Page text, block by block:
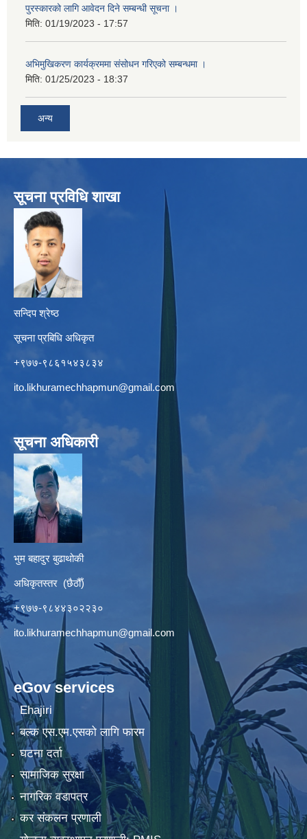
पुरस्कारको लागि आवेदन दिने सम्बन्धी सूचना ।
मिति: 01/19/2023 - 17:57
अभिमुखिकरण कार्यक्रममा संसोधन गरिएको सम्बन्धमा ।
मिति: 01/25/2023 - 18:37
अन्य
सूचना प्रविधि शाखा
सन्दिप श्रेष्ठ
सूचना प्रबिधि अधिकृत
+९७७-९८६१५४३८३४
ito.likhuramechhapmun@gmail.com
सूचना अधिकारी
भुम बहादुर बुढाथोकी
अधिकृतस्तर (छैठौँ)
+९७७-९८४४३०२२३०
ito.likhuramechhapmun@gmail.com
eGov services
Ehajiri
बल्क एस.एम.एसको लागि फारम
घटना दर्ता
सामाजिक सुरक्षा
नागरिक वडापत्र
कर संकलन प्रणाली